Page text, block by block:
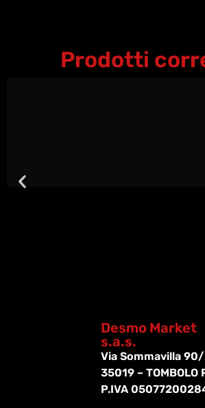
Prodotti
Desmo Market
s.a.s.
Via Sommavilla
35019 – TOMBOLO
P.IVA